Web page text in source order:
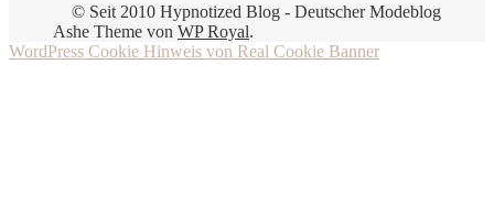
© Seit 2010 Hypnotized Blog - Deutscher Modeblog
Ashe Theme von WP Royal.
WordPress Cookie Hinweis von Real Cookie Banner